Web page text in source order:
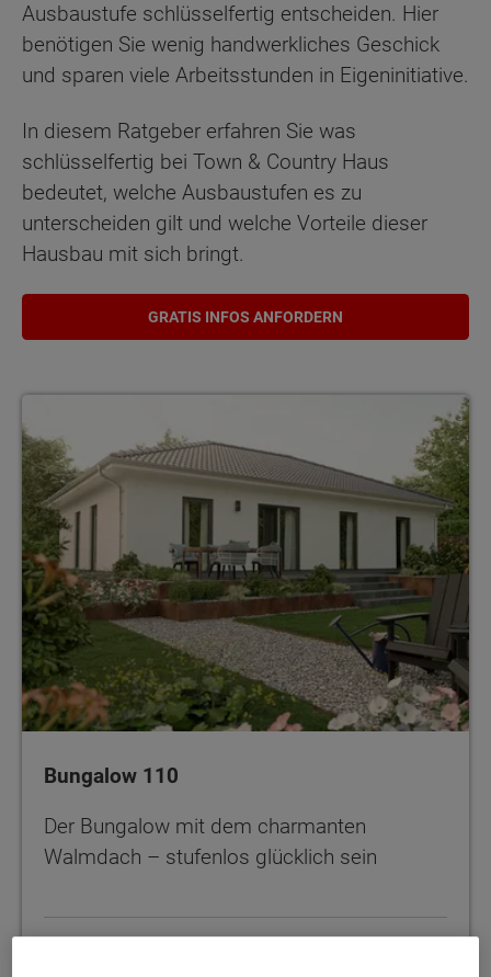
Ausbaustufe schlüsselfertig entscheiden. Hier
benötigen Sie wenig handwerkliches Geschick
und sparen viele Arbeitsstunden in Eigeninitiative.
In diesem Ratgeber erfahren Sie was
schlüsselfertig bei Town & Country Haus
bedeutet, welche Ausbaustufen es zu
unterscheiden gilt und welche Vorteile dieser
Hausbau mit sich bringt.
GRATIS INFOS ANFORDERN
Bungalow 110
Der Bungalow mit dem charmanten
Walmdach – stufenlos glücklich sein